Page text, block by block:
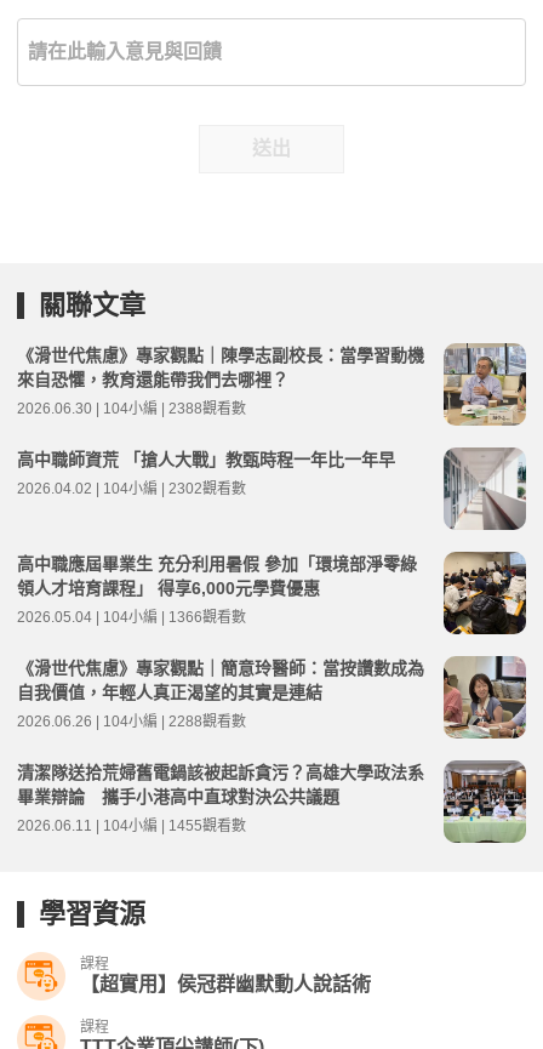
送出
關聯文章
《滑世代焦慮》專家觀點｜陳學志副校長：當學習動機
來自恐懼，教育還能帶我們去哪裡？
2026.06.30 | 104小編 | 2388觀看數
高中職師資荒 「搶人大戰」教甄時程一年比一年早
2026.04.02 | 104小編 | 2302觀看數
高中職應屆畢業生 充分利用暑假 參加「環境部淨零綠
領人才培育課程」 得享6,000元學費優惠
2026.05.04 | 104小編 | 1366觀看數
《滑世代焦慮》專家觀點｜簡意玲醫師：當按讚數成為
自我價值，年輕人真正渴望的其實是連結
2026.06.26 | 104小編 | 2288觀看數
清潔隊送拾荒婦舊電鍋該被起訴貪污？高雄大學政法系
畢業辯論 攜手小港高中直球對決公共議題
2026.06.11 | 104小編 | 1455觀看數
學習資源
課程
【超實用】侯冠群幽默動人說話術
課程